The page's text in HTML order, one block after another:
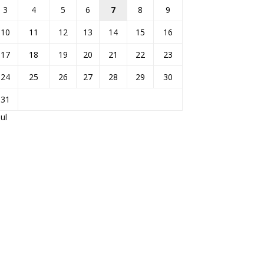
3 4 5 6 7 8
9
10
11 12 13 14 15
16
17
18 19 20 21 22
23
24
25 26 27 28 29
30
31